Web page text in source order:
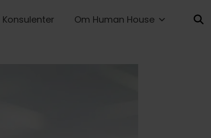
Konsulenter Om Human House